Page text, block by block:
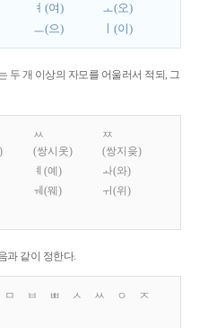
ㅕ(여)
ㅗ(오)
ㅡ(으) ㅣ(이)
두 개 이상의 자모를 어울러서 적되, 그
ㅆ
(쌍시옷)
ㅉ
(쌍지읒)
ㅖ(예)
ㅘ(와)
ㅞ(웨)
ㅟ(위)
과 같이 정한다.
ㅁ ㅂ ㅃ ㅅ ㅆ ㅇ
ㅈ